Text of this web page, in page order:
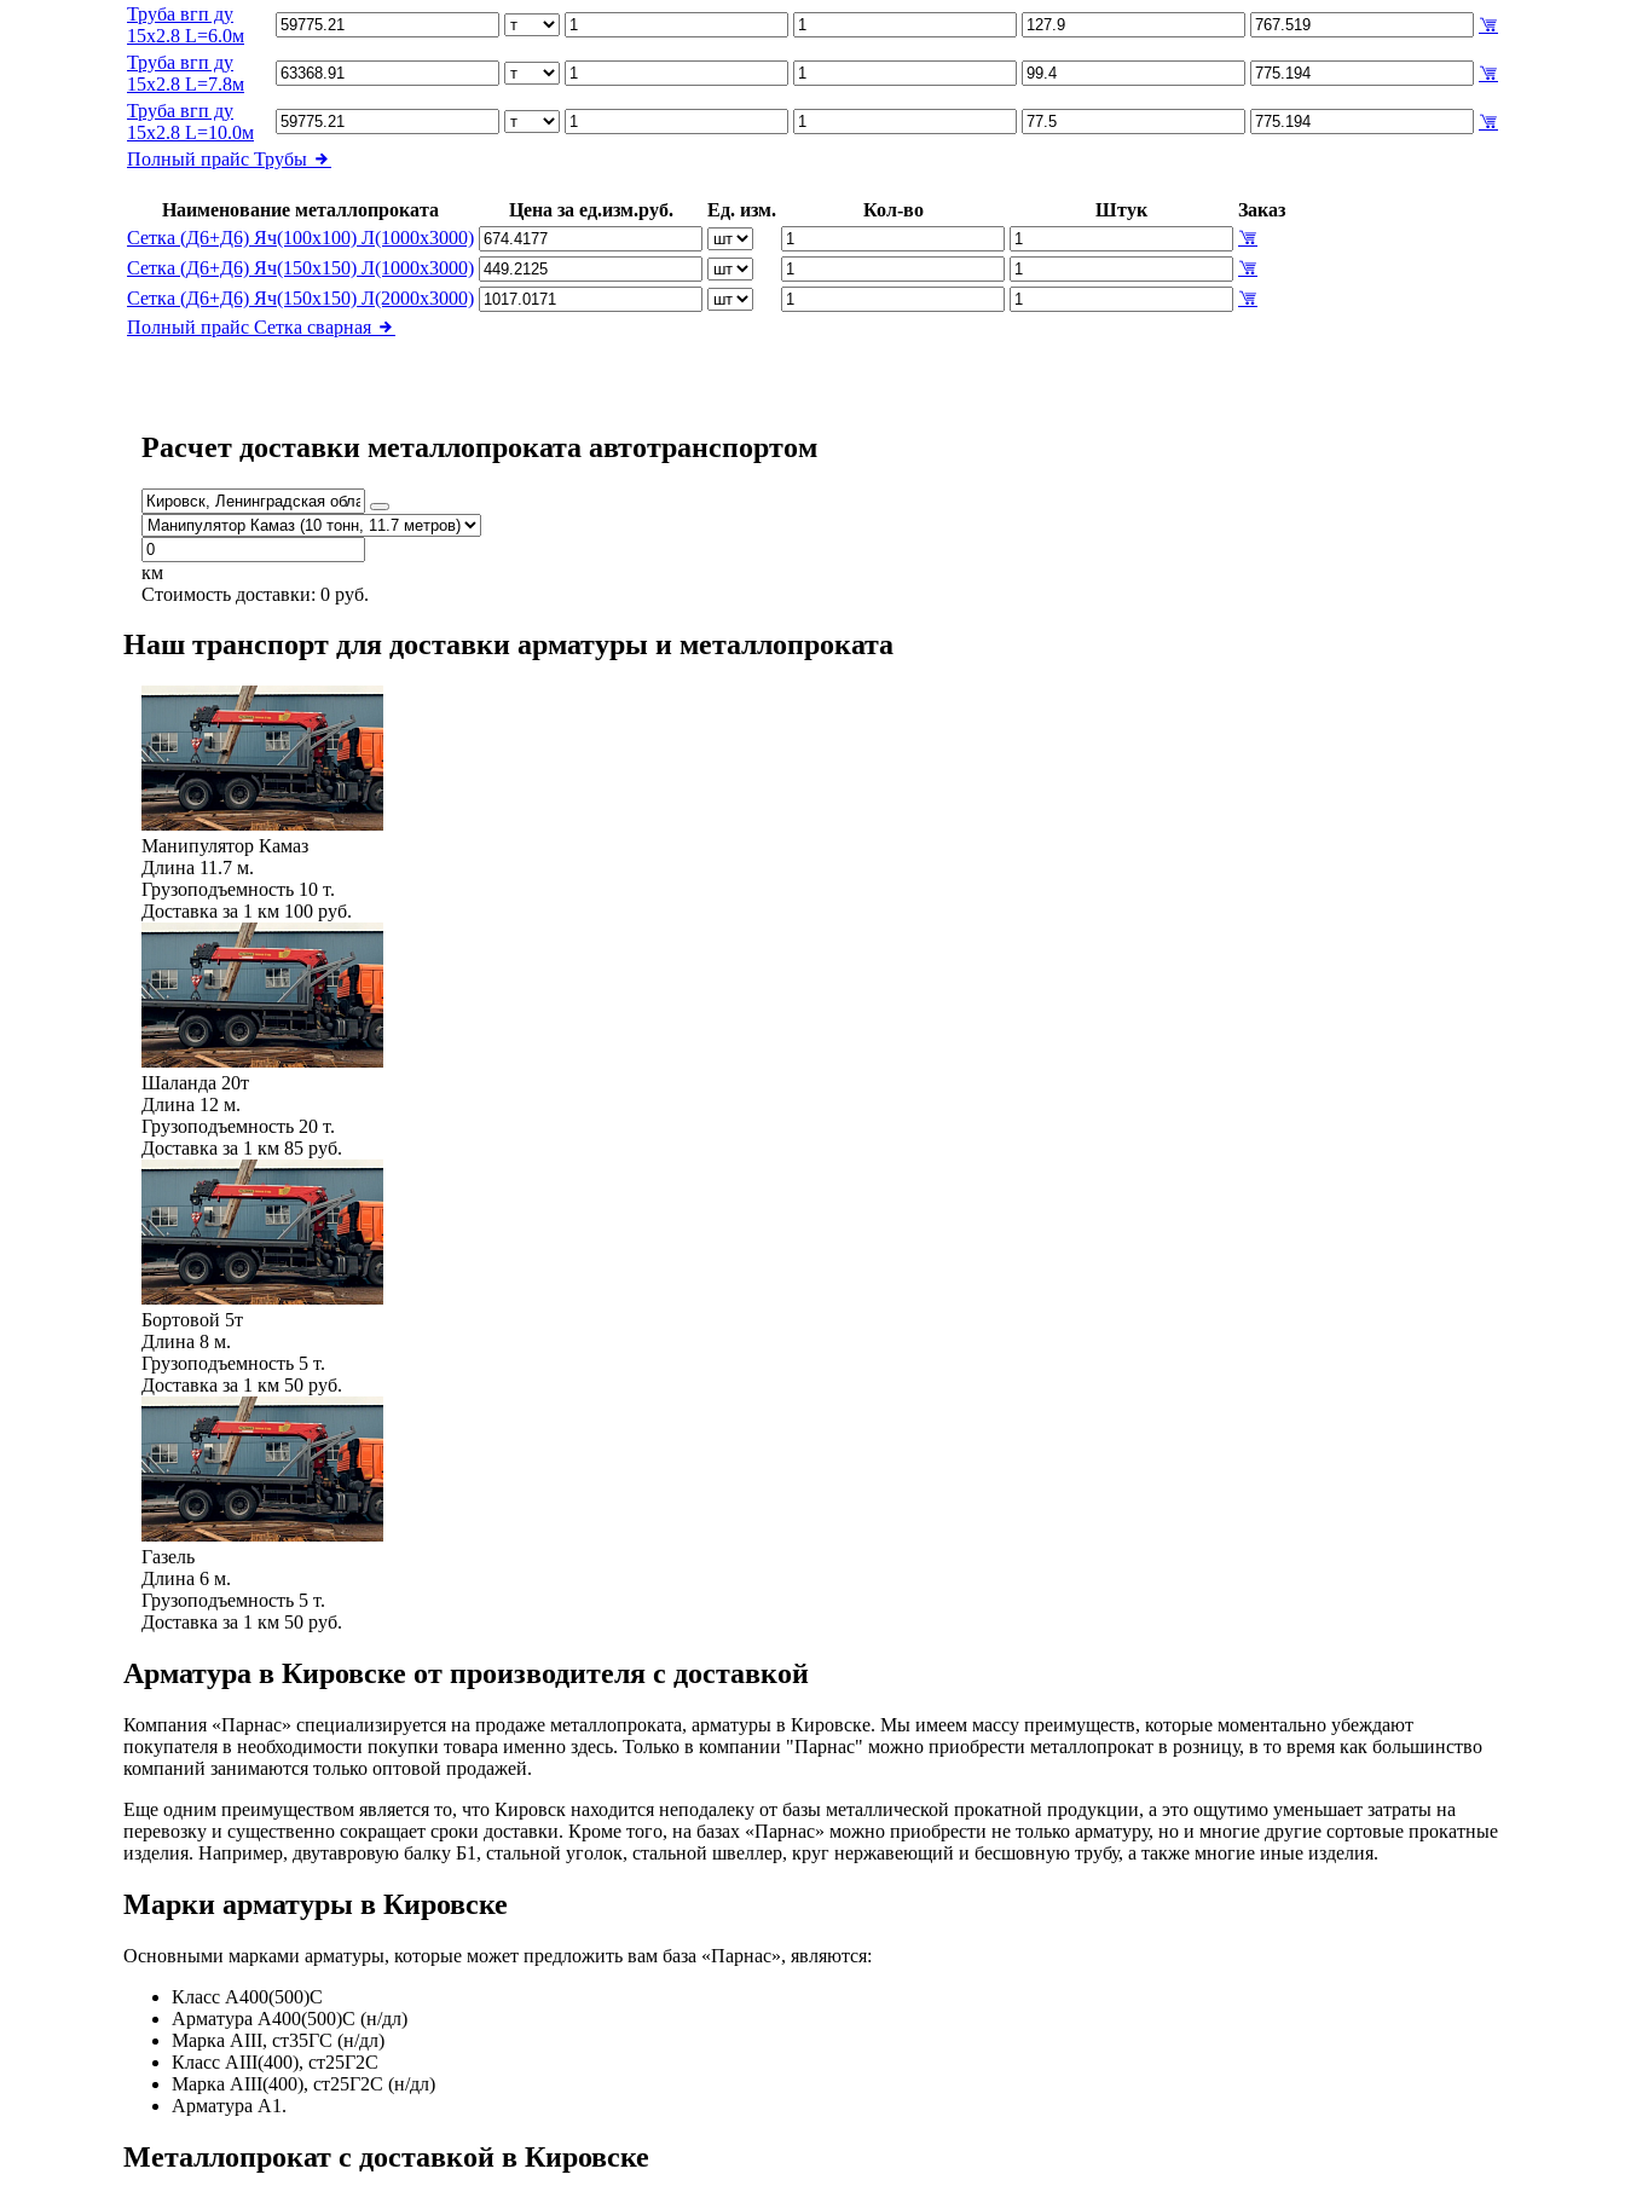
Труба вгп ду
15х2.8 L=6.0м
Труба вгп ду
15х2.8 L=7.8м
Труба вгп ду
15х2.8 L=10.0м
Полный прайс Трубы
Наименование металлопроката Цена за ед.изм.руб. Ед. изм. Кол-во Штук
Заказ
Сетка (Д6+Д6) Яч(100х100) Л(1000х3000)
Сетка (Д6+Д6) Яч(150х150) Л(1000х3000)
Сетка (Д6+Д6) Яч(150х150) Л(2000х3000)
Полный прайс Сетка сварная
Расчет доставки металлопроката автотранспортом
км
Стоимость доставки: 0 руб.
Наш транспорт для доставки арматуры и металлопроката
Манипулятор Камаз
Длина 11.7 м.
Грузоподъемность 10 т.
Доставка за 1 км 100 руб.
Шаланда 20т
Длина 12 м.
Грузоподъемность 20 т.
Доставка за 1 км 85 руб.
Бортовой 5т
Длина 8 м.
Грузоподъемность 5 т.
Доставка за 1 км 50 руб.
Газель
Длина 6 м.
Грузоподъемность 5 т.
Доставка за 1 км 50 руб.
Арматура в Кировске от производителя с доставкой
Компания «Парнас» специализируется на продаже металлопроката, арматуры в Кировске. Мы имеем массу преимуществ, которые моментально убеждают
покупателя в необходимости покупки товара именно здесь. Только в компании "Парнас" можно приобрести металлопрокат в розницу, в то время как большинство
компаний занимаются только оптовой продажей.
Еще одним преимуществом является то, что Кировск находится неподалеку от базы металлической прокатной продукции, а это ощутимо уменьшает затраты на
перевозку и существенно сокращает сроки доставки. Кроме того, на базах «Парнас» можно приобрести не только арматуру, но и многие другие сортовые прокатные
изделия. Например, двутавровую балку Б1, стальной уголок, стальной швеллер, круг нержавеющий и бесшовную трубу, а также многие иные изделия.
Марки арматуры в Кировске
Основными марками арматуры, которые может предложить вам база «Парнас», являются:
Класс А400(500)С
Арматура А400(500)С (н/дл)
Марка АIII, ст35ГС (н/дл)
Класс АIII(400), ст25Г2С
Марка АIII(400), ст25Г2С (н/дл)
Арматура А1.
Металлопрокат с доставкой в Кировске